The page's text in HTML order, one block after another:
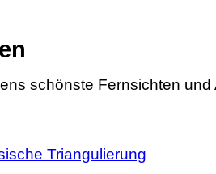
schönste Fernsichten und
Triangulierung